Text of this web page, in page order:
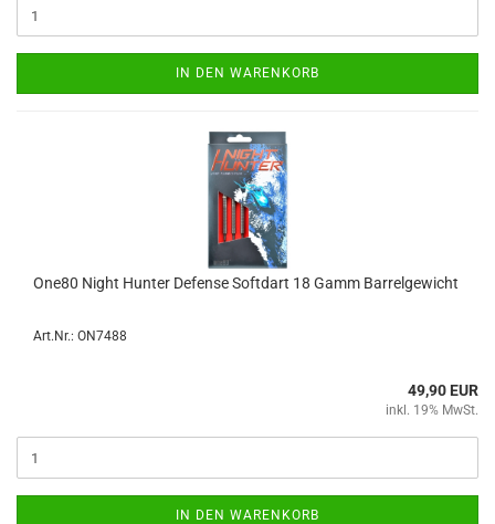
IN DEN WARENKORB
One80 Night Hun­ter De­fen­se Softdart 18 Gamm Bar­rel­ge­wicht
Art.Nr.: ON7488
49,90 EUR
inkl. 19% MwSt.
IN DEN WARENKORB